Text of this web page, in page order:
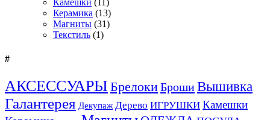
Камешки (11)
Керамика (13)
Магниты (31)
Текстиль (1)
#
АКСЕССУАРЫ БрелокиБрошиВышивка
Галантерея Декупаж Дерево ИГРУШКИ Камешки